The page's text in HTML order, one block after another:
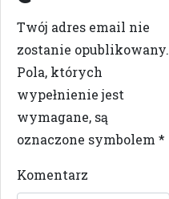
Twój adres email nie
zostanie opublikowany.
Pola, których
wypełnienie jest
wymagane, są
oznaczone symbolem *
Komentarz